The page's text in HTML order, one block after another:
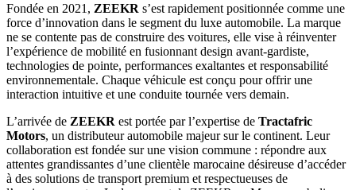
Fondée en 2021, ZEEKR s’est rapidement positionnée comme une
force d’innovation dans le segment du luxe automobile. La marque
ne se contente pas de construire des voitures, elle vise à réinventer
l’expérience de mobilité en fusionnant design avant-gardiste,
technologies de pointe, performances exaltantes et responsabilité
environnementale. Chaque véhicule est conçu pour offrir une
interaction intuitive et une conduite tournée vers demain.
L’arrivée de ZEEKR est portée par l’expertise de Tractafric
Motors, un distributeur automobile majeur sur le continent. Leur
collaboration est fondée sur une vision commune : répondre aux
attentes grandissantes d’une clientèle marocaine désireuse d’accéder
à des solutions de transport premium et respectueuses de